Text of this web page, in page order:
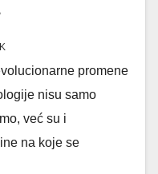
promene
nisu samo
već su i
na koje se